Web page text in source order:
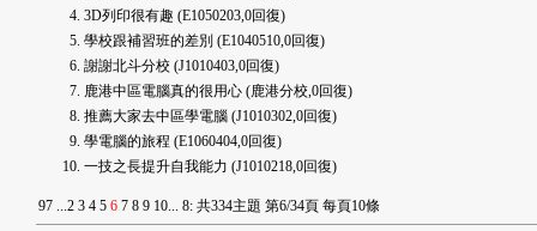
3D列印很有趣 (E1050203,0回復)
學校跟補習班的差別 (E1040510,0回復)
謝謝北斗分校 (J1010403,0回復)
鹿港中區電腦真的很用心 (鹿港分校,0回復)
推薦大家去中區學電腦 (J1010302,0回復)
學電腦的旅程 (E1060404,0回復)
一技之長提升自我能力 (J1010218,0回復)
97 ...2 3 4 5 6 7 8 9 10... 8: 共334主題 第6/34頁 每頁10條